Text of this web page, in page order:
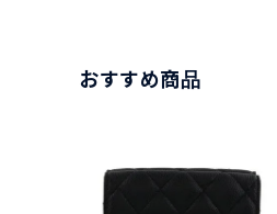
おすすめ商品